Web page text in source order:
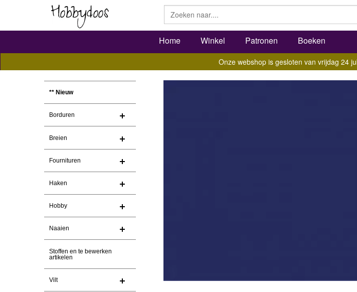
Home Winkel Patronen Boeken
Onze webshop is gesloten van vrijdag 24
** Nieuw
Borduren
Breien
Fournituren
Haken
Hobby
Naaien
Stoffen en te bewerken
artikelen
Vilt